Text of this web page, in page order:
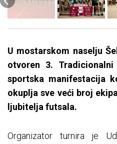
U mostarskom naselju
otvoren 3.
sportska manifestacija
okuplja sve veći broj
ljubitelja futsala.
Organizator turnira je